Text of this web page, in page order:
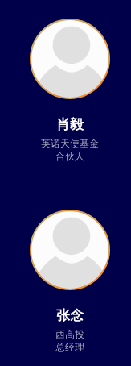
肖毅
英诺天使基金
合伙人
张念
西高投
总经理